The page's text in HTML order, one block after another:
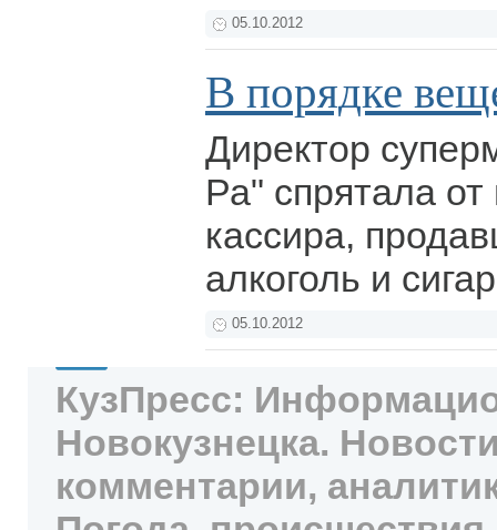
05.10.2012
В порядке
Директор
Ра" спрятала от
кассира,
алкоголь и
05.10.2012
КузПресс:
Новокузнецка.
комментарии,